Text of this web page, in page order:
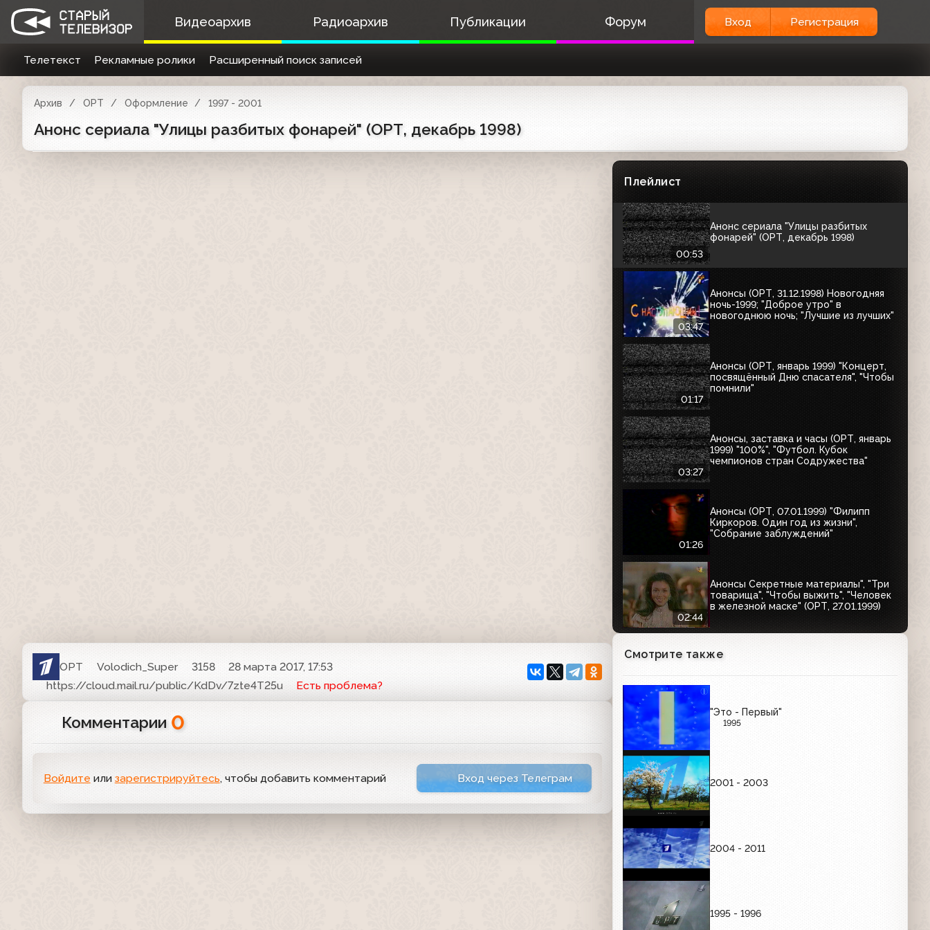
Видеоархив Радиоархив Публикации Форум Вход Регистрация
Телетекст Рекламные ролики Расширенный поиск записей
Архив ОРТ Оформление 1997 - 2001
Анонс сериала "Улицы разбитых фонарей" (ОРТ, декабрь 1998)
ОРТ Volodich_Super 3158
28 марта 2017, 17:53
https://cloud.mail.ru/public/KdDv/7zte4T25u
Есть проблема?
Комментарии 0
Войдите или зарегистрируйтесь, чтобы добавить комментарий Вход через Телеграм
Плейлист
Анонс сериала "Секретные
материалы" (ОРТ, 20.09.1998)
00:40
Анонс сериала "Улицы разбитых
фонарей" (ОРТ, ноябрь 1998)
00:53
Анонс сериала "Улицы разбитых
фонарей" (ОРТ, декабрь 1998)
03:47
Анонсы (ОРТ, 31.12.1998) Новогодняя
ночь-1999; "Доброе утро" в
новогоднюю ночь; "Лучшие из лучших"
01:17
Анонсы (ОРТ, январь 1999) "Концерт,
посвящённый Дню спасателя", "Чтобы
помнили"
03:27
Анонсы, заставка и часы (ОРТ, январь
1999) "100%", "Футбол. Кубок
чемпионов стран Содружества"
01:26
Анонсы (ОРТ, 07.01.1999) "Филипп
Киркоров. Один год из жизни",
"Собрание заблуждений"
02:44
Анонсы Секретные материалы", "Три
товарища", "Чтобы выжить", "Человек
в железной маске" (ОРТ, 27.01.1999)
00:37
Анонс фильма "Коломбо: мёртвый
груз" (ОРТ, февраль 1999)
00:55
00:44
01:21
Смотрите также
"Это - Первый"
1995
2001 - 2003
2004 - 2011
1995 - 1996